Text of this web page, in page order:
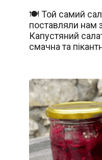
🍽️ Той самий
поставляли нам
Капустяний
смачна та